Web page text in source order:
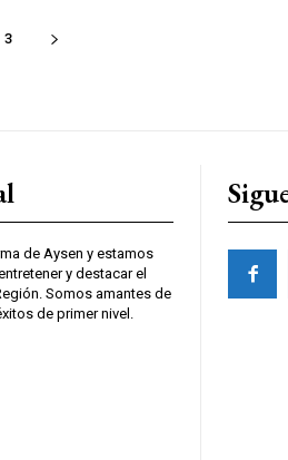
3
de Aysen y estamos
y destacar el
Somos amantes de
de primer nivel.